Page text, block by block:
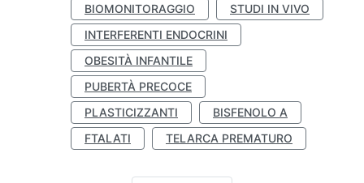
BIOMONITORAGGIO
STUDI IN VIVO
INTERFERENTI ENDOCRINI
OBESITÀ INFANTILE
PUBERTÀ PRECOCE
PLASTICIZZANTI
BISFENOLO A
FTALATI
TELARCA PREMATURO